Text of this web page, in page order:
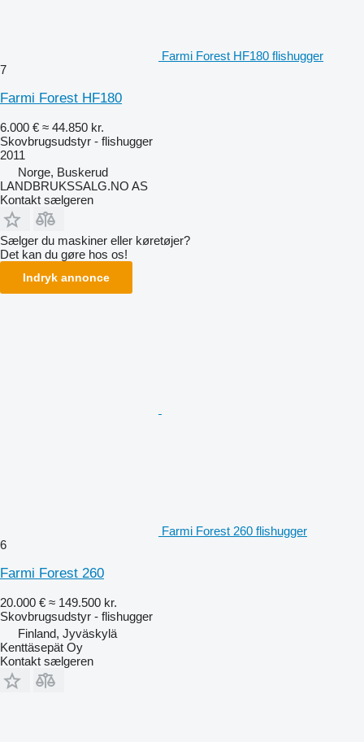
Farmi Forest HF180 flishugger
7
Farmi Forest HF180
6.000 € ≈ 44.850 kr.
Skovbrugsudstyr - flishugger
2011
Norge, Buskerud
LANDBRUKSSALG.NO AS
Kontakt sælgeren
Sælger du maskiner eller køretøjer?
Det kan du gøre hos os!
Indryk annonce
Farmi Forest 260 flishugger
6
Farmi Forest 260
20.000 € ≈ 149.500 kr.
Skovbrugsudstyr - flishugger
Finland, Jyväskylä
Kenttäsepät Oy
Kontakt sælgeren